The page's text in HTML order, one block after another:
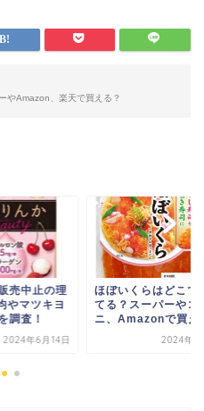
やAmazon、楽天で買える？
売中止の理
やマツキヨ
調査！
2024年6月14日
ほぼいくらはどこで
てる？スーパーやコ
ニ、Amazonで買え
2024年9